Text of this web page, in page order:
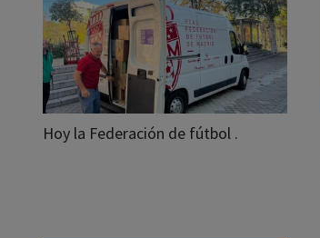
Hoy la Federación de fútbol .